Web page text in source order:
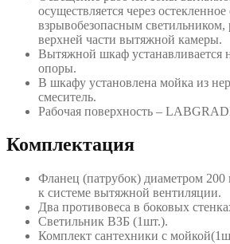
осуществляется через
взрывобезопасным
верхней части вытяжной камеры.
Вытяжной шкаф устанавливается
опоры.
В шкафу установлена мойка из
смеситель.
Рабочая поверхность –
Комплектация
Фланец (патрубок) диаметром
к системе вытяжной вентиляции.
Два противовеса в боковых
Светильник ВЗБ (1шт.).
Комплект сантехники с